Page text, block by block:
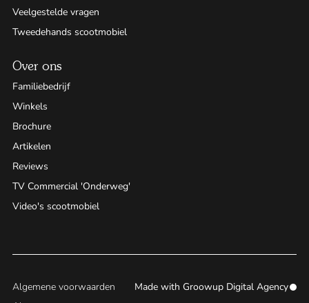
Veelgestelde vragen
Tweedehands scootmobiel
Over ons
Familiebedrijf
Winkels
Brochure
Artikelen
Reviews
TV Commercial 'Onderweg'
Video's scootmobiel
Algemene voorwaarden
Made with Groowup Digital Agency